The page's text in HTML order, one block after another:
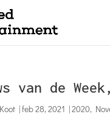
van de
|feb 28, 2021 |2020,